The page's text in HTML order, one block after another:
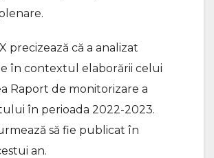
precizează că a analizat
în contextul elaborării celui
Raport de monitorizare a
în perioada 2022-2023.
să fie publicat în
an.